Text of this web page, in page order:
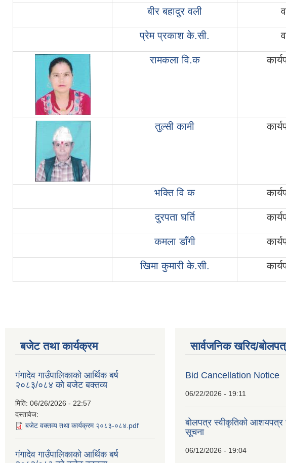
बीर बहादुर वली
प्रेम प्रकाश के.सी.
रामकला वि.क
तुल्सी कामी
भक्ति वि क
दुरपता घर्ति
कमला डाँगी
खिमा कुमारी के.सी.
बजेट तथा कार्यक्रम
गंगादेव गाउँपालिकाको आर्थिक बर्ष
२०८३/०८४ को बजेट बक्तव्य
मिति: 06/26/2026 - 22:57
दस्तावेज:
बजेट वक्तव्य तथा कार्यक्रम २०८३-०८४.pdf
गंगादेव गाउँपालिकाको आर्थिक बर्ष
सार्वजनिक खरिद/
Bid Cancellation Notice
06/22/2026 - 19:11
बोलपत्र स्वीकृतिको आशयपत्र
सूचना
06/12/2026 - 19:04